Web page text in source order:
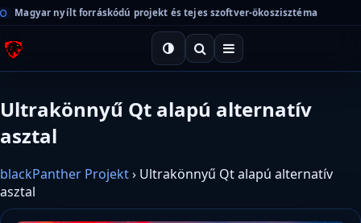
Magyar nyílt forráskódú projekt és tejes szoftver-ökoszisztéma
Ultrakönnyű Qt alapú alternatív
asztal
blackPanther Projekt› Ultrakönnyű Qt alapú alternatív
asztal